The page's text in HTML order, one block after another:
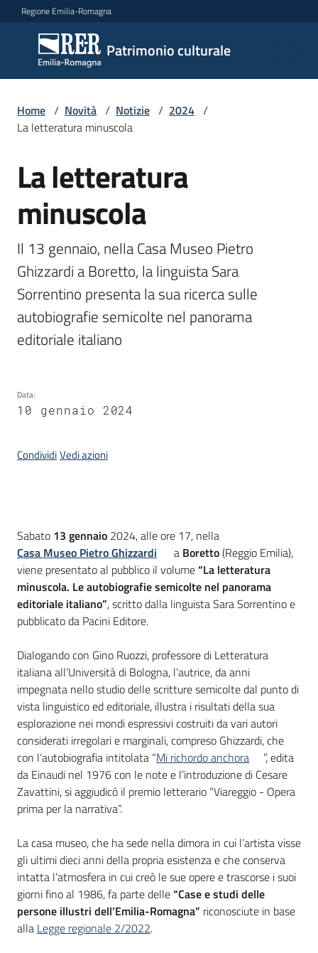
Vai al contenuto
Vai alla navigazione
Vai al footer
Regione Emilia-Romagna
Patrimonio culturale
Patrimonio
culturale
Argomenti
Novità
Servizi
Leggi
Atti
Bandi
Piani
Seguici
su
Home / Novità / Notizie / 2024 /
La letteratura minuscola
Salta al contenuto
La letteratura
minuscola
Il 13 gennaio, nella Casa Museo Pietro
Ghizzardi a Boretto, la linguista Sara
Sorrentino presenta la sua ricerca sulle
autobiografie semicolte nel panorama
editoriale italiano
Data:
10 gennaio 2024
CondividiVedi azioni
Introduzione
Sabato 13 gennaio 2024, alle ore 17, nella
Casa Museo Pietro Ghizzardi
a Boretto(Reggio Emilia),
viene presentato al pubblico il volume“La letteratura
minuscola. Le autobiografie semicolte nel panorama
editoriale italiano”, scritto dalla linguista Sara Sorrentino e
pubblicato da Pacini Editore.
Dialogando con Gino Ruozzi, professore di Letteratura
italiana all’Università di Bologna, l’autrice, da anni
impegnata nello studio delle scritture semicolte dal punto di
vista linguistico ed editoriale, illustra i risultati della sua
esplorazione nei mondi espressivi costruiti da vari autori
considerati irregolari e marginali, compreso Ghizzardi, che
con l’autobiografia intitolata “Mi richordo anchora
”, edita
da Einaudi nel 1976 con le note e l’introduzione di Cesare
Zavattini, si aggiudicò il premio letterario “Viareggio - Opera
prima per la narrativa”.
La casa museo, che ha sede nella dimora in cui l’artista visse
gli ultimi dieci anni della propria esistenza e che conserva
intatta l’atmosfera in cui creò le sue opere e trascorse i suoi
giorni fino al 1986, fa parte delle“Case e studi delle
persone illustri dell’Emilia-Romagna” riconosciute in base
alla Legge regionale 2/2022.